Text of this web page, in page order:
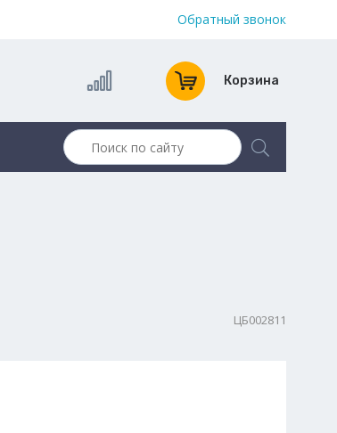
Обратный звонок
Корзина
ЦБ002811